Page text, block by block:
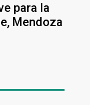
para la
Mendoza